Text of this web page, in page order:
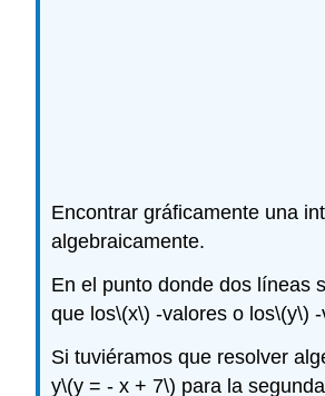
Encontrar gráficamente una
algebraicamente.
En el punto donde dos líneas
que los\(x\) -valores o los\(y\)
Si tuviéramos que resolver
y\(y = - x + 7\) para la